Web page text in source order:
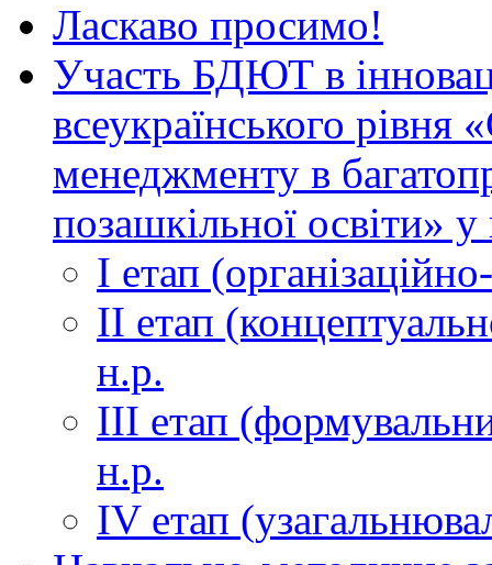
Ласкаво просимо!
Участь БДЮТ в
всеукраїнського рівня
менеджменту в
позашкільної освіти»
І етап
ІІ етап
н.р.
ІІІ етап
н.р.
ІV етап